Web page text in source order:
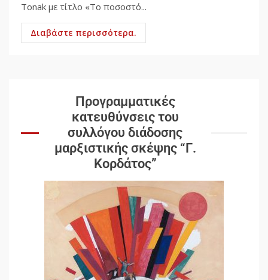
Tonak με τίτλο «Το ποσοστό...
Διαβάστε περισσότερα.
Προγραμματικές
κατευθύνσεις του
συλλόγου διάδοσης
μαρξιστικής σκέψης “Γ.
Κορδάτος”